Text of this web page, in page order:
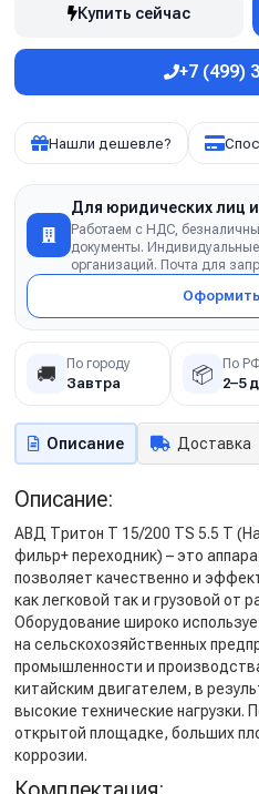
Купить сейчас
+7 (499)
Нашли дешевле?
Для юридических лиц и
Работаем с НДС,
документы.
организаций. Почта для
Оформить
🚚 По городу
Завтра 📦 По
2–5
Описание Доставка
Описание:
АВД Тритон Т 15/200 TS 5.5 Т
фильр+ переходник) – это
позволяет качественно и
как легковой так и грузовой от
Оборудование широко
на сельскохозяйственных
промышленности и
китайским двигателем, в
высокие технические нагрузки.
открытой площадке, больших
коррозии.